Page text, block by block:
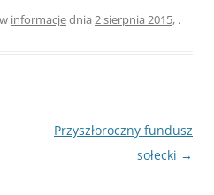
informacjednia 2 sierpnia 2015, .
Przyszłoroczny fundusz
sołecki →